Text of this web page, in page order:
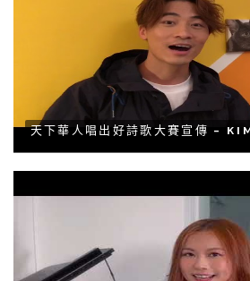
天下華人唱出好詩歌大賽宣傳 -